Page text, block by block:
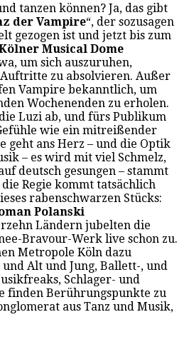
tanzen können? Ja, das gibt
der Vampire“, der sozusagen
gezogen ist und jetzt bis zum
Musical Dome
um sich auszuruhen,
zu absolvieren. Außer
Vampire bekanntlich, um
Wochenenden zu erholen.
Luzi ab, und fürs Publikum
wie ein mitreißender
geht ans Herz – und die Optik
– es wird mit viel Schmelz,
deutsch gesungen – stammt
die Regie kommt tatsächlich
rabenschwarzen Stücks:
Polanski
Ländern jubelten die
Bravour-Werk live schon zu.
Metropole Köln dazu
und Alt und Jung, Ballett-, und
Schlager- und
finden Berührungspunkte zu
aus Tanz und Musik,